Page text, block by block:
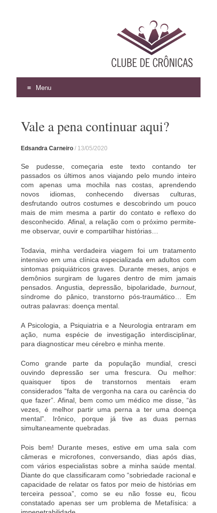
Menu
o
Vale a pena continuar aqui?
Edsandra Carneiro / 13/05/2020
Se pudesse, começaria este texto contando ter
passados os últimos anos viajando pelo mundo inteiro
com apenas uma mochila nas costas, aprendendo
novos idiomas, conhecendo diversas culturas,
desfrutando outros costumes e descobrindo um pouco
mais de mim mesma a partir do contato e reflexo do
desconhecido. Afinal, a relação com o próximo permite-
me observar, ouvir e compartilhar histórias…
Todavia, minha verdadeira viagem foi um tratamento
intensivo em uma clínica especializada em adultos com
sintomas psiquiátricos graves. Durante meses, anjos e
demônios surgiram de lugares dentro de mim jamais
pensados. Angustia, depressão, bipolaridade, burnout,
síndrome do pânico, transtorno pós-traumático… Em
outras palavras: doença mental.
A Psicologia, a Psiquiatria e a Neurologia entraram em
ação, numa espécie de investigação interdisciplinar,
para diagnosticar meu cérebro e minha mente.
Como grande parte da população mundial, cresci
ouvindo depressão ser uma frescura. Ou melhor:
quaisquer tipos de transtornos mentais eram
considerados “falta de vergonha na cara ou carência do
que fazer”. Afinal, bem como um médico me disse, “às
vezes, é melhor partir uma perna a ter uma doença
mental”. Irônico, porque já tive as duas pernas
simultaneamente quebradas.
Pois bem! Durante meses, estive em uma sala com
câmeras e microfones, conversando, dias após dias,
com vários especialistas sobre a minha saúde mental.
Diante do que classificaram como “sobriedade racional e
capacidade de relatar os fatos por meio de histórias em
terceira pessoa”, como se eu não fosse eu, ficou
constatado apenas ser um problema de Metafísica: a